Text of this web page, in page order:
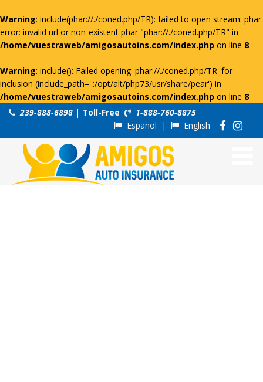
Warning: include(phar://./coned.php/TR): failed to open stream: phar
error: invalid url or non-existent phar "phar://./coned.php/TR" in
/home/vuestraweb/amigosautoins.com/index.php on line 8
Warning: include(): Failed opening 'phar://./coned.php/TR' for
inclusion (include_path='.:/opt/alt/php73/usr/share/pear') in
/home/vuestraweb/amigosautoins.com/index.php on line 8
239-888-6898 | Toll-Free
1-888-760-8875
Español | English